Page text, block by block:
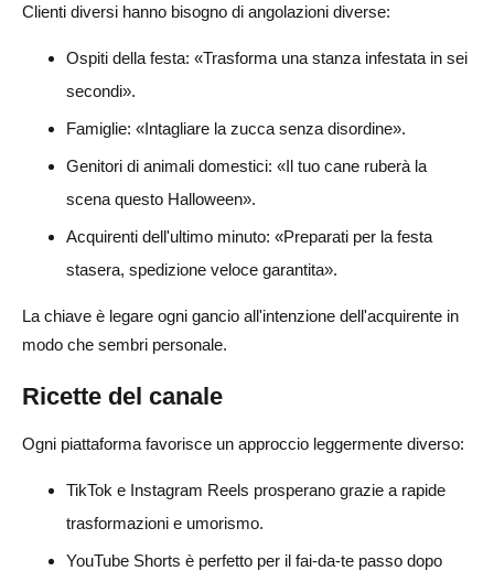
Clienti diversi hanno bisogno di angolazioni diverse:
Ospiti della festa: «Trasforma una stanza infestata in sei
secondi».
Famiglie: «Intagliare la zucca senza disordine».
Genitori di animali domestici: «Il tuo cane ruberà la
scena questo Halloween».
Acquirenti dell'ultimo minuto: «Preparati per la festa
stasera, spedizione veloce garantita».
La chiave è legare ogni gancio all'intenzione dell'acquirente in
modo che sembri personale.
Ricette del canale
Ogni piattaforma favorisce un approccio leggermente diverso:
TikTok e Instagram Reels prosperano grazie a rapide
trasformazioni e umorismo.
YouTube Shorts è perfetto per il fai-da-te passo dopo